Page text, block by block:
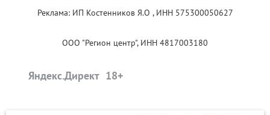
Реклама: ИП Костенников Я.О , ИНН 575300050627
ООО "Регион центр", ИНН 4817003180
Яндекс.Директ